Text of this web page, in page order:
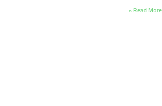
Read More »